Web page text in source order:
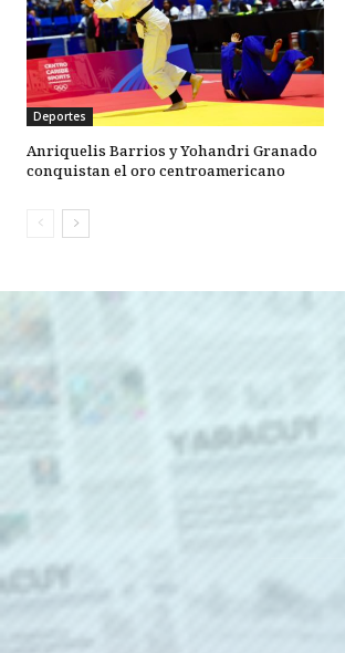
Deportes
Anriquelis Barrios y Yohandri Granado
conquistan el oro centroamericano